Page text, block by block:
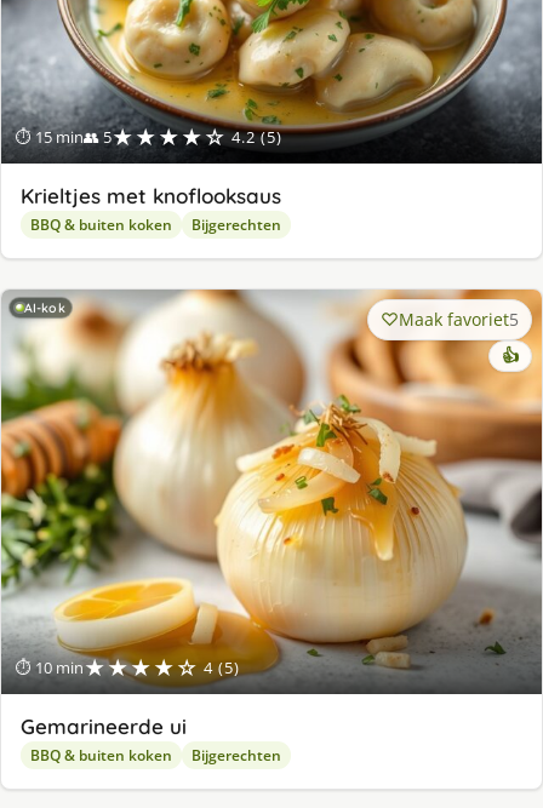
⏱ 15 min👥 5★★★★☆ 4.2 (5)
Krieltjes met knoflooksaus
BBQ & buiten koken Bijgerechten
AI-kok
⏱ 10 min★★★★☆ 4 (5)
Maak favoriet5
👍
Gemarineerde ui
BBQ & buiten koken Bijgerechten